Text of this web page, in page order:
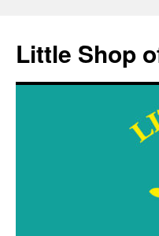
Little Shop